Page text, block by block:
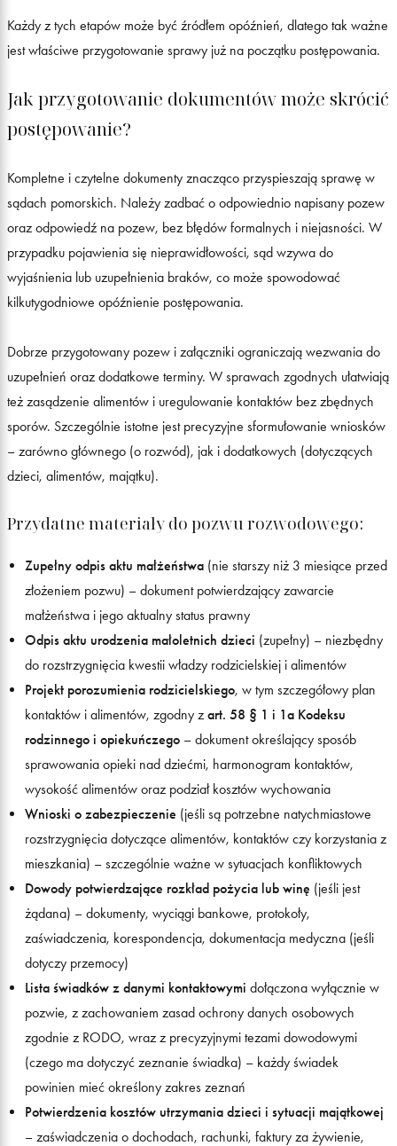
Każdy z tych etapów może być źródłem opóźnień, dlatego tak ważne
jest właściwe przygotowanie sprawy już na początku postępowania.
Jak przygotowanie dokumentów może skrócić
postępowanie?
Kompletne i czytelne dokumenty znacząco przyspieszają sprawę w
sądach pomorskich. Należy zadbać o odpowiednio napisany pozew
oraz odpowiedź na pozew, bez błędów formalnych i niejasności. W
przypadku pojawienia się nieprawidłowości, sąd wzywa do
wyjaśnienia lub uzupełnienia braków, co może spowodować
kilkutygodniowe opóźnienie postępowania.
Dobrze przygotowany pozew i załączniki ograniczają wezwania do
uzupełnień oraz dodatkowe terminy. W sprawach zgodnych ułatwiają
też zasądzenie alimentów i uregulowanie kontaktów bez zbędnych
sporów. Szczególnie istotne jest precyzyjne sformułowanie wniosków
– zarówno głównego (o rozwód), jak i dodatkowych (dotyczących
dzieci, alimentów, majątku).
Przydatne materiały do pozwu rozwodowego:
Zupełny odpis aktu małżeństwa (nie starszy niż 3 miesiące przed
złożeniem pozwu) – dokument potwierdzający zawarcie
małżeństwa i jego aktualny status prawny
Odpis aktu urodzenia małoletnich dzieci (zupełny) – niezbędny
do rozstrzygnięcia kwestii władzy rodzicielskiej i alimentów
Projekt porozumienia rodzicielskiego, w tym szczegółowy plan
kontaktów i alimentów, zgodny z art. 58 § 1 i 1a Kodeksu
rodzinnego i opiekuńczego – dokument określający sposób
sprawowania opieki nad dziećmi, harmonogram kontaktów,
wysokość alimentów oraz podział kosztów wychowania
Wnioski o zabezpieczenie (jeśli są potrzebne natychmiastowe
rozstrzygnięcia dotyczące alimentów, kontaktów czy korzystania z
mieszkania) – szczególnie ważne w sytuacjach konfliktowych
Dowody potwierdzające rozkład pożycia lub winę (jeśli jest
żądana) – dokumenty, wyciągi bankowe, protokoły,
zaświadczenia, korespondencja, dokumentacja medyczna (jeśli
dotyczy przemocy)
Lista świadków z danymi kontaktowymi dołączona wyłącznie w
pozwie, z zachowaniem zasad ochrony danych osobowych
zgodnie z RODO, wraz z precyzyjnymi tezami dowodowymi
(czego ma dotyczyć zeznanie świadka) – każdy świadek
powinien mieć określony zakres zeznań
Potwierdzenia kosztów utrzymania dzieci i sytuacji majątkowej
– zaświadczenia o dochodach, rachunki, faktury za żywienie,